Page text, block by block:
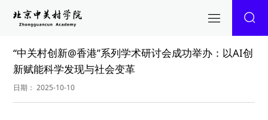
“中关村创新@香港”系列学术研讨会成功举办：以AI创
新赋能科学发现与社会变革
日期： 2025-10-10